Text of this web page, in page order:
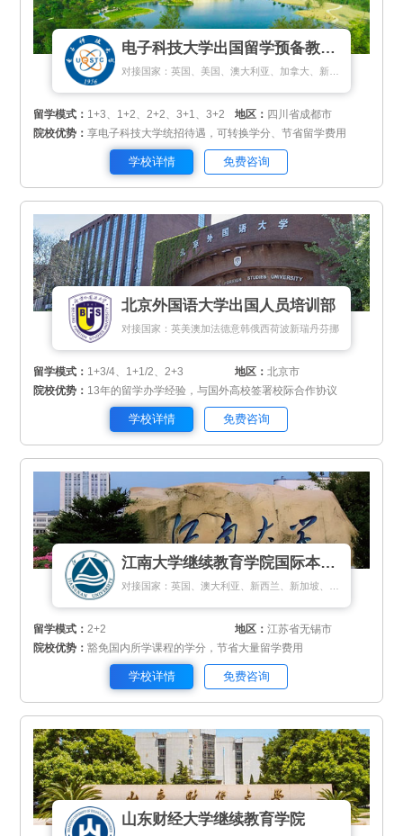
电子科技大学出国留学预备教育中心
留学模式： 1+3、1+2、2+2、3+1、3+2 地区： 四川省成都市
院校优势：享电子科技大学统招待遇，可转换学分、节省留学费用
学校详情 免费咨询
北京外国语大学出国人员培训部
对接国家：英美澳加法德意韩俄西荷波新瑞丹芬挪
留学模式： 1+3/4、1+1/2、2+3 地区：北京市
院校优势： 13年的留学办学经验，与国外高校签署校际合作协议
学校详情 免费咨询
江南大学继续教育学院国际本科项目
留学模式： 2+2 地区：江苏省无锡市
院校优势：豁免国内所学课程的学分，节省大量留学费用
学校详情 免费咨询
山东财经大学继续教育学院